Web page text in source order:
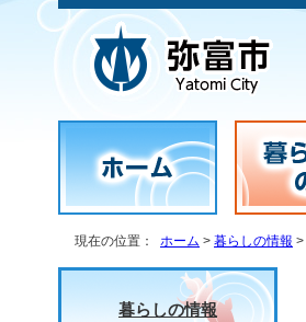
現在の位置： ホーム > 暮らしの情報 >
暮らしの情報